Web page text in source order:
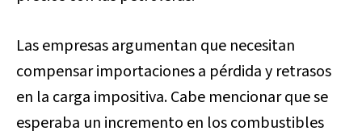
Las empresas argumentan que necesitan
compensar importaciones a pérdida y retrasos
en la carga impositiva. Cabe mencionar que se
esperaba un incremento en los combustibles